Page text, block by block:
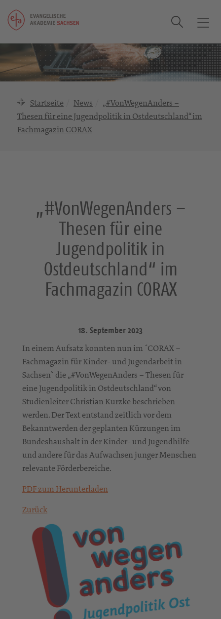
T
g
g
l
v
Suche
Startseite News
„#VonWegenAnders –
Thesen für eine Jugendpolitik in Ostdeutschland“ im
Fachmagazin CORAX
„#VonWegenAnders –
Thesen für eine
Jugendpolitik in
Ostdeutschland“ im
Fachmagazin CORAX
18. September 2023
In einem Aufsatz konnten nun im ´CORAX –
Fachmagazin für Kinder- und Jugendarbeit in
Sachsen` die „#VonWegenAnders – Thesen für
eine Jugendpolitik in Ostdeutschland“ von
Studienleiter Christian Kurzke beschrieben
werden. Der Text entstand zeitlich vor dem
Bekanntwerden der geplanten Kürzungen im
Bundeshaushalt in der Kinder- und Jugendhilfe
und andere für das Aufwachsen junger Menschen
relevante Förderbereiche.
PDF zum Herunterladen
Zurück